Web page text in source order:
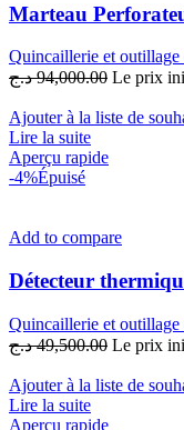
Marteau
Quincaillerie et outillage
94,000.00 د.ج
Ajouter à la liste de
Lire la suite
Aperçu rapide
-4%Épuisé
Add to compare
Détecteur
Quincaillerie et outillage
49,500.00 د.ج
Ajouter à la liste de
Lire la suite
Aperçu rapide